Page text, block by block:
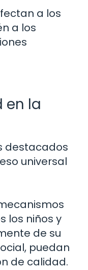
a los
a los
en la
destacados
universal
los niños y
de su
puedan
de calidad.